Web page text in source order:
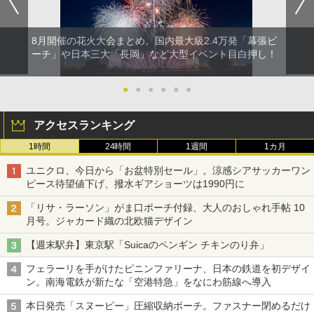
8月開催の花火大会まとめ。国内最大級2.4万発「幕張ビ
ーチ」や日本三大「長岡」など大型イベント目白押し！
● ● ● ● ● ●
アクセスランキング
1時間 24時間 1週間 1カ月
ユニクロ、今日から「お盆特別セール」。涼感シアサッカーワン
ピース待望値下げ、撥水ギアショーツは1990円に
「リサ・ラーソン」がま口ポーチ付録、大人のおしゃれ手帖 10
月号。ジャカード織の北欧猫デザイン
【週末駅弁】東京駅「Suicaのペンギン チキンのり弁」
フェラーリを手がけたピニンファリーナ、日本の鉄道を初デザイ
ン。南海電鉄が新たな「空港特急」をなにわ筋線へ導入
本日発売「スヌーピー」圧縮収納ポーチ。ファスナー閉めるだけ